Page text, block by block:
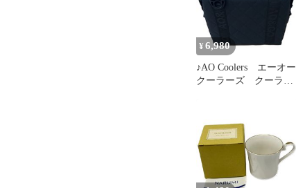
¥ 6,980
♪AO Coolers エーオー
クーラーズ クーラー